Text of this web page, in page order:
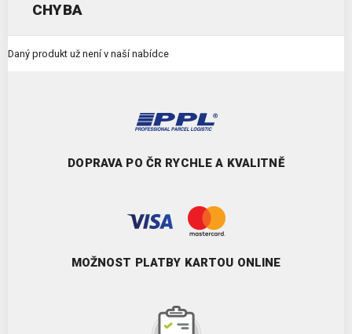
CHYBA
Daný produkt už není v naší nabídce
DOPRAVA PO ČR RYCHLE A KVALITNĚ
MOŽNOST PLATBY KARTOU ONLINE